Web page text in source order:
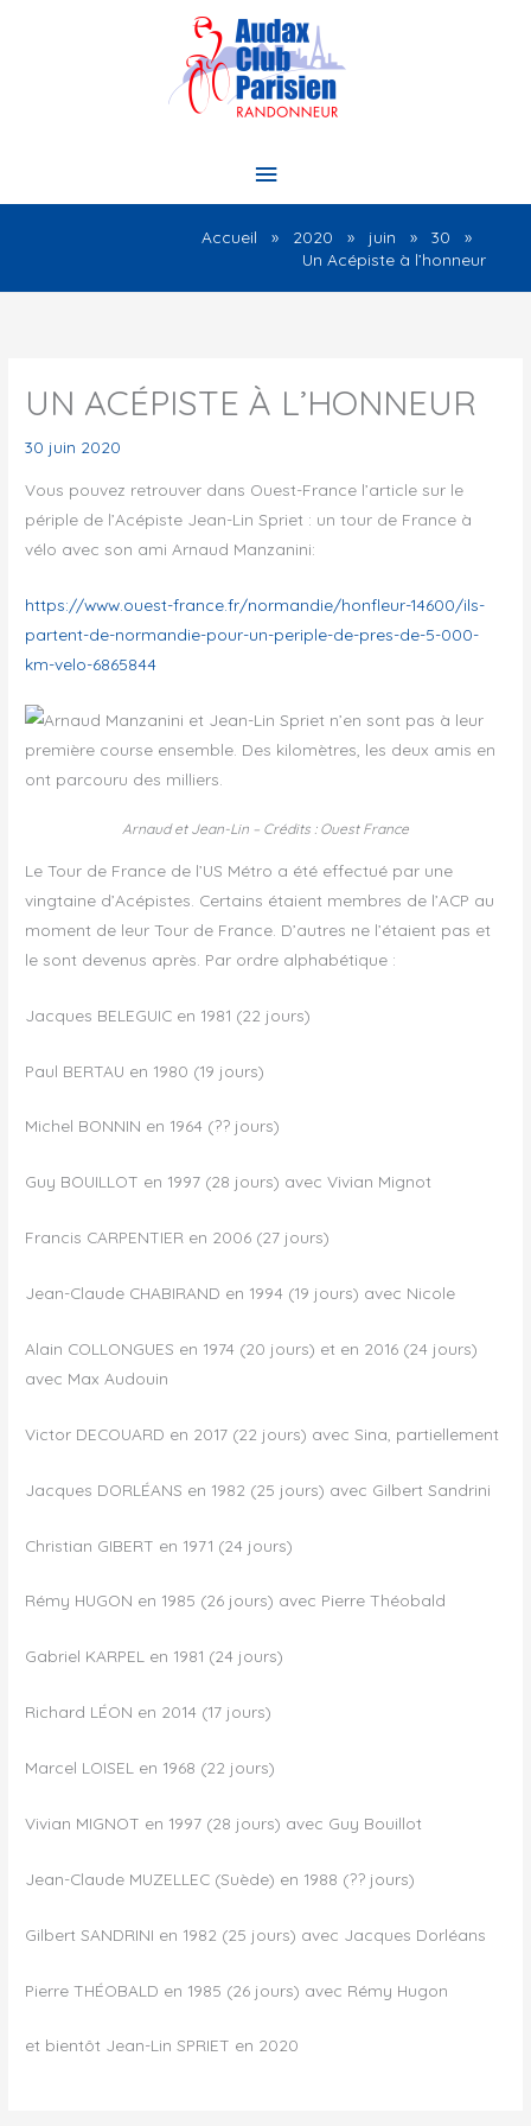
Menu
Accueil 2020 juin
30
Un Acépiste à l’honneur
UN ACÉPISTE À L’HONNEUR
30 juin 2020
Vous pouvez retrouver dans Ouest-France l’article sur le
périple de l’Acépiste Jean-Lin Spriet : un tour de France à
vélo avec son ami Arnaud Manzanini:
https://www.ouest-france.fr/normandie/honfleur-14600/ils-
partent-de-normandie-pour-un-periple-de-pres-de-5-000-
km-velo-6865844
Arnaud et Jean-Lin – Crédits : Ouest France
Le Tour de France de l’US Métro a été effectué par une
vingtaine d’Acépistes. Certains étaient membres de l’ACP au
moment de leur Tour de France. D’autres ne l’étaient pas et
le sont devenus après. Par ordre alphabétique :
Jacques BELEGUIC en 1981 (22 jours)
Paul BERTAU en 1980 (19 jours)
Michel BONNIN en 1964 (?? jours)
Guy BOUILLOT en 1997 (28 jours) avec Vivian Mignot
Francis CARPENTIER en 2006 (27 jours)
Jean-Claude CHABIRAND en 1994 (19 jours) avec Nicole
Alain COLLONGUES en 1974 (20 jours) et en 2016 (24 jours)
avec Max Audouin
Victor DECOUARD en 2017 (22 jours) avec Sina, partiellement
Jacques DORLÉANS en 1982 (25 jours) avec Gilbert Sandrini
Christian GIBERT en 1971 (24 jours)
Rémy HUGON en 1985 (26 jours) avec Pierre Théobald
Gabriel KARPEL en 1981 (24 jours)
Richard LÉON en 2014 (17 jours)
Marcel LOISEL en 1968 (22 jours)
Vivian MIGNOT en 1997 (28 jours) avec Guy Bouillot
Jean-Claude MUZELLEC (Suède) en 1988 (?? jours)
Gilbert SANDRINI en 1982 (25 jours) avec Jacques Dorléans
Pierre THÉOBALD en 1985 (26 jours) avec Rémy Hugon
et bientôt Jean-Lin SPRIET en 2020